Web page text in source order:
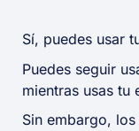
Sí, puedes usar
Puedes seguir
mientras usas tu
Sin embargo,